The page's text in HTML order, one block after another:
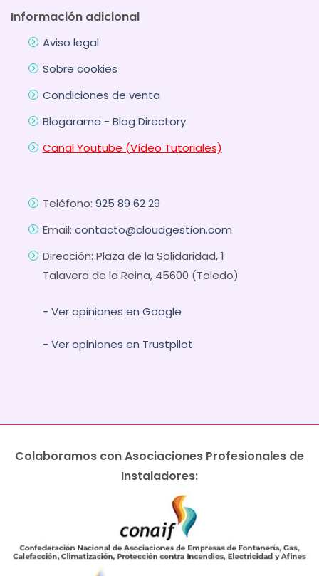
Información adicional
Aviso legal
Sobre cookies
Condiciones de venta
Blogarama - Blog Directory
Canal Youtube (Vídeo Tutoriales)
Teléfono: 925 89 62 29
Email: contacto@cloudgestion.com
Dirección: Plaza de la Solidaridad, 1
Talavera de la Reina, 45600 (Toledo)
- Ver opiniones en Google
- Ver opiniones en Trustpilot
Colaboramos con Asociaciones Profesionales de
Instaladores: